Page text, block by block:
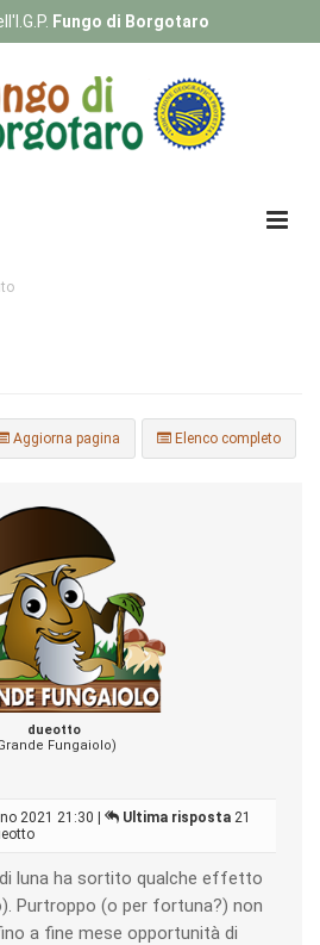
Fungo di Borgotaro
Elenco completo
Aggiorna pagina
dueotto
Fungaiolo)
2021 21:30 | Ultima risposta 21
luna ha sortito qualche effetto
Purtroppo (o per fortuna?) non
a fine mese opportunità di